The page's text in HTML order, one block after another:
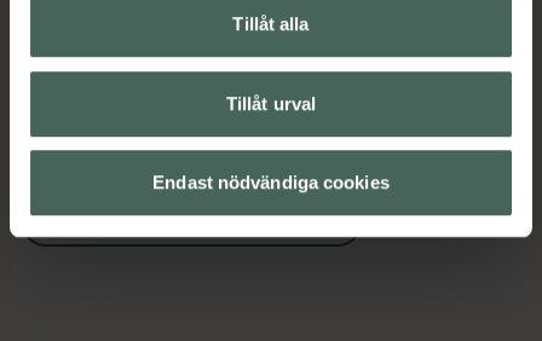
Tillåt alla
Tillåt urval
Endast nödvändiga cookies
Upptäck flera produkter inom
Kost och hälsa
Måltidsersättning
Näringsdryck och nutrition